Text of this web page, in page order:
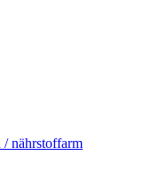
/ nährstoffarm